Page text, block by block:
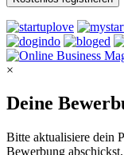
×
Deine
Bitte aktualisiere dein
Bewerbung abschickst.